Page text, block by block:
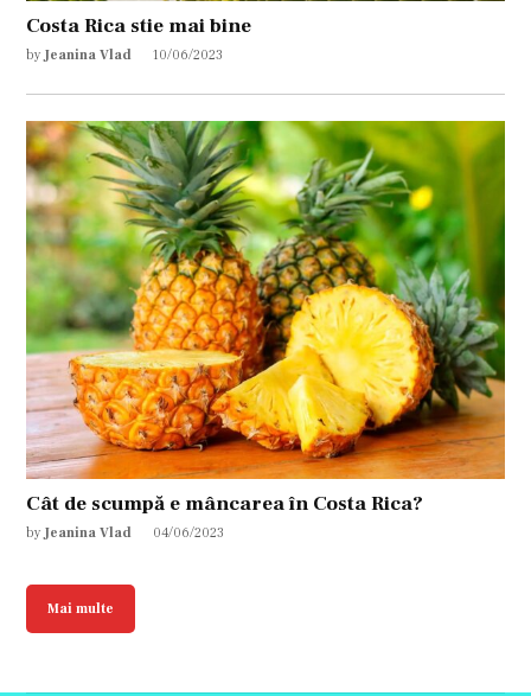
Costa Rica stie mai bine
by Jeanina Vlad 10/06/2023
Cât de scumpă e mâncarea în Costa Rica?
by Jeanina Vlad 04/06/2023
Mai multe